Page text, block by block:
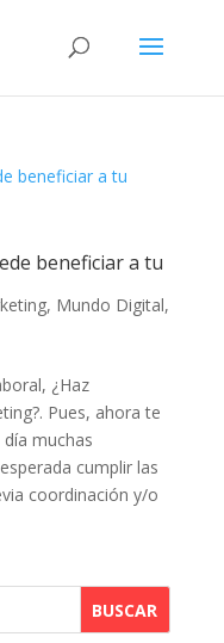
beneficiar a tu
, Mundo Digital,
¿Haz
Pues, ahora te
muchas
cumplir las
coordinación y/o
BUSCAR